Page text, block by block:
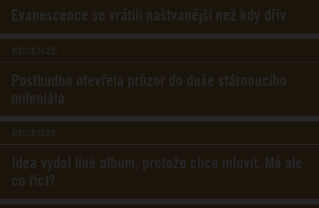
Evanescence se vrátili naštvanější než kdy dřív
RECENZE
Posthudba otevřela průzor do duše stárnoucího
mileniála
RECENZE
Idea vydal líné album, protože chce mluvit. Má ale
co říct?